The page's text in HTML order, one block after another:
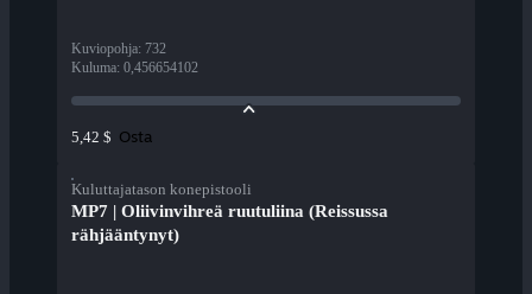
Kuviopohja: 732
Kuluma: 0,456654102
5,42 $ Osta
Kuluttajatason konepistooli
MP7 | Oliivinvihreä ruutuliina (Reissussa
rähjääntynyt)